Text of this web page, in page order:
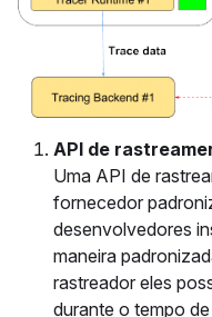
API de
Uma API de
fornecedor
desenvolvedores
maneira
rastreador eles
durante o tempo